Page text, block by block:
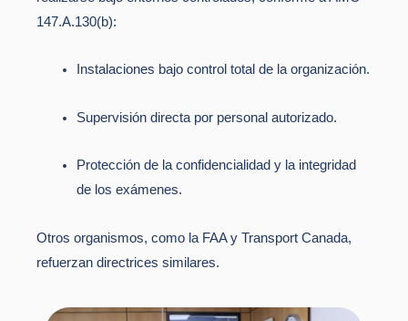
147.A.130(b):
Instalaciones bajo control total de la organización.
Supervisión directa por personal autorizado.
Protección de la confidencialidad y la integridad
de los exámenes.
Otros organismos, como la FAA y Transport Canada,
refuerzan directrices similares.